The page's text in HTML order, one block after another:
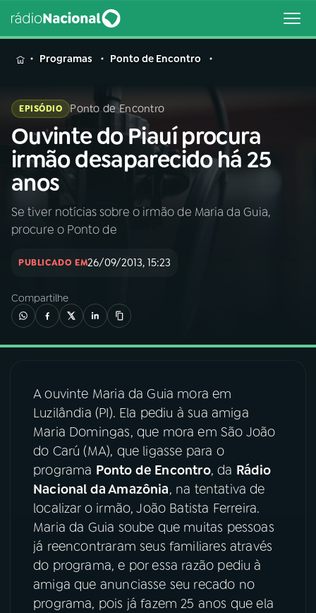
MENU
Buscar
na
Rádio
Nacional
Buscar
AO VIVO
INÍCIO
02A RÁDIO
03PROGRAMAÇÃO
04PROGRAMAS
PODCASTS
06VIDEOCASTS
08FESTIVAL DE MÚSICA
Programas Ponto de Encontro
EPISÓDIO Ponto de Encontro
Ouvinte do Piauí procura
irmão desaparecido há 25
anos
Se tiver notícias sobre o irmão de Maria da Guia,
procure o Ponto de
PUBLICADO EM26/09/2013, 15:23
Compartilhe
A ouvinte Maria da Guia mora em
Luzilândia (PI). Ela pediu à sua amiga
Maria Domingas, que mora em São João
do Carú (MA), que ligasse para o
programa Ponto de Encontro, da Rádio
Nacional da Amazônia, na tentativa de
localizar o irmão, João Batista Ferreira.
Maria da Guia soube que muitas pessoas
já reencontraram seus familiares através
do programa, e por essa razão pediu à
amiga que anunciasse seu recado no
programa, pois já fazem 25 anos que ela